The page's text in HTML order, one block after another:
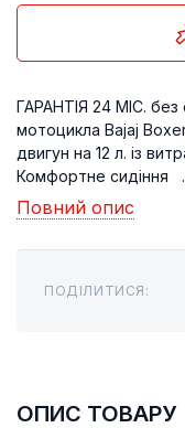
ГАРАНТІЯ 24 МІС.
мотоцикла Bajaj
двигун на 12 л. із
Комфортне сидіння
Повний опис
ПОДІЛИТИСЯ:
ОПИС ТОВАРУ